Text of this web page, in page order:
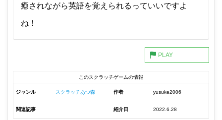
癒されながら英語を覚えられるっていいですよ
ね！
このスクラッチゲームの情報
ジャンル スクラッチあつ森 作者 yusuke2006
関連記事 紹介日 2022.6.28